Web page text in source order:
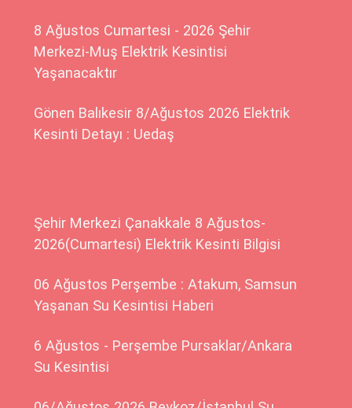
8 Ağustos Cumartesi - 2026 Şehir
Merkezi-Muş Elektrik Kesintisi
Yaşanacaktır
Gönen Balıkesir 8/Ağustos 2026 Elektrik
Kesinti Detayı : Uedaş
Şehir Merkezi Çanakkale 8 Ağustos-
2026(Cumartesi) Elektrik Kesinti Bilgisi
06 Ağustos Perşembe : Atakum, Samsun
Yaşanan Su Kesintisi Haberi
6 Ağustos - Perşembe Pursaklar/Ankara
Su Kesintisi